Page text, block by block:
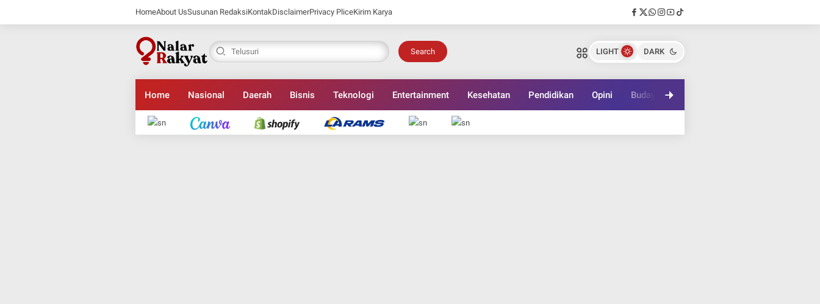
HomeAbout UsSusunan RedaksiKontakDisclaimerPrivacy PliceKirim Karya
Search LIGHT DARK
Home Nasional Daerah Bisnis Teknologi Entertainment Kesehatan Pendidikan Opini Budaya